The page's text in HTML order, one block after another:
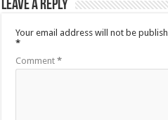
Leave a Reply
Your email address will not be
*
Comment*